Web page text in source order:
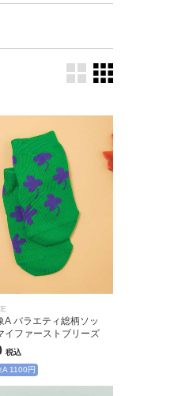
A バラエティ総柄ソッ
イファーストブリーズ
税込
A 1100円